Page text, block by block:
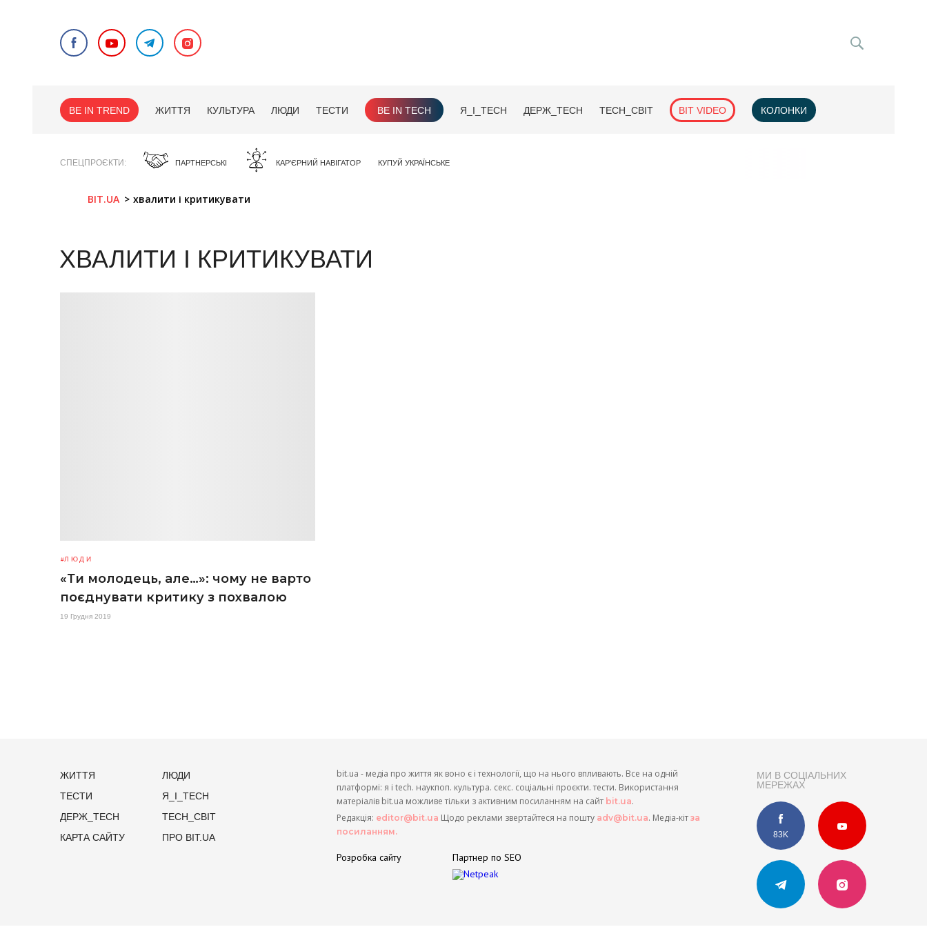
BE IN TREND ЖИТТЯ КУЛЬТУРА ЛЮДИ ТЕСТИ BE IN TECH Я_І_TECH ДЕРЖ_TECH TECH_СВІТ BIT VIDEO КОЛОНКИ
СПЕЦПРОЄКТИ ПАРТНЕРСЬКІ КАР'ЄРНИЙ НАВІГАТОР КУПУЙ УКРАЇНСЬКЕ
BIT.UA хвалити і критикувати
ХВАЛИТИ І КРИТИКУВАТИ
ЛЮДИ
«Ти молодець, але…»: чому не варто
поєднувати критику з похвалою
19 Грудня 2019
ЖИТТЯ
ЛЮДИ
ТЕСТИ
Я_І_TECH
ДЕРЖ_TECH
TECH_СВІТ
КАРТА САЙТУ
ПРО BIT.UA
МИ В СОЦІАЛЬНИХ
МЕРЕЖАХ
83K
bit.ua - медіа про життя як воно є і технології, що на нього впливають. Все на одній
платформі: я і tech. наукпоп. культура. секс. соціальні проєкти. тести. Використання
матеріалів bit.ua можливе тільки з активним посиланням на сайт bit.ua.
Редакція: editor@bit.ua Щодо реклами звертайтеся на пошту adv@bit.ua. Медіа-кіт за
посиланням.
Розробка сайту Партнер по SEO